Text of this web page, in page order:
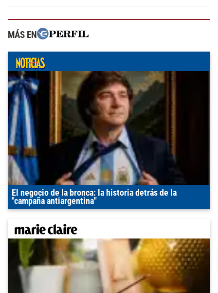
MÁS EN
El negocio de la bronca: la historia detrás de la
"campaña antiargentina"